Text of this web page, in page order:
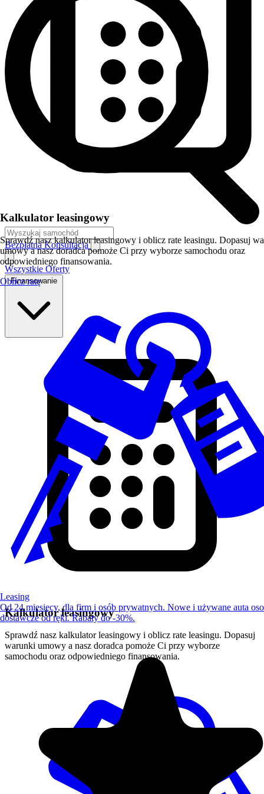
Bezpłatna Konsultacja
Wszystkie Oferty
Finansowanie
Kalkulator leasingowy
Sprawdź nasz kalkulator leasingowy i oblicz rate leasingu. Dopasuj
warunki umowy a nasz doradca pomoże Ci przy wyborze
samochodu oraz odpowiedniego finansowania.
Kalkulator leasingowy
Sprawdź nasz kalkulator leasingowy i oblicz rate leasingu. Dopasuj
umowy a nasz doradca pomoże Ci przy wyborze samochodu oraz
odpowiedniego finansowania.
Oblicz ratę
Leasing
Od 24 miesięcy, dla firm i osób prywatnych. Nowe i używane auta
dostawcze od ręki. Rabaty do -30%.